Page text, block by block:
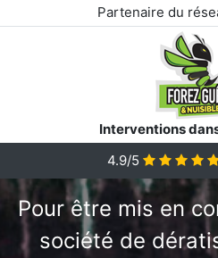
Partenaire du
Interventions
4.9/5
Pour être mis en
société de